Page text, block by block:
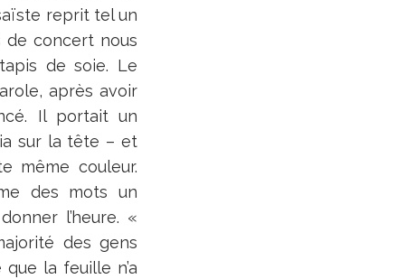
reprit tel un
de concert nous
de soie. Le
après avoir
Il portait un
sur la tête – et
même couleur.
des mots un
l’heure. «
des gens
la feuille n’a